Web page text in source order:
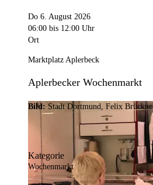
Do 6. August 2026
06:00 bis 12:00 Uhr
Ort
Marktplatz Aplerbeck
Aplerbecker Wochenmarkt
Bild: Stadt Dortmund, Felix
Kategorie
Wochenmarkt